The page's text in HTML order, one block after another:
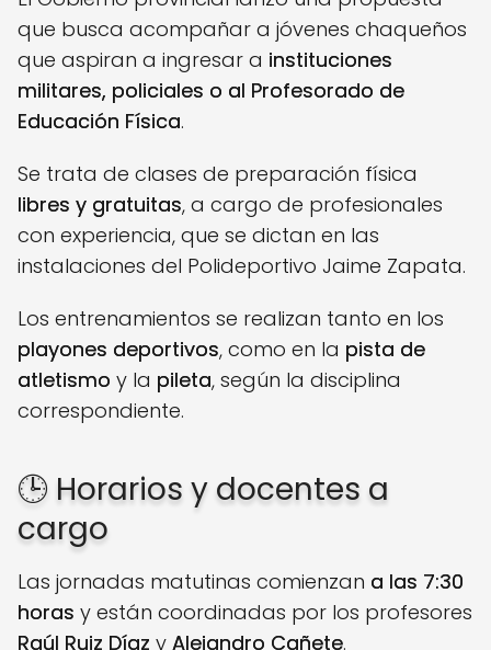
que busca acompañar a jóvenes chaqueños
que aspiran a ingresar a instituciones
militares, policiales o al Profesorado de
Educación Física.
Se trata de clases de preparación física
libres y gratuitas, a cargo de profesionales
con experiencia, que se dictan en las
instalaciones del Polideportivo Jaime Zapata.
Los entrenamientos se realizan tanto en los
playones deportivos, como en la pista de
atletismo y la pileta, según la disciplina
correspondiente.
🕒 Horarios y docentes a
cargo
Las jornadas matutinas comienzan a las 7:30
horas y están coordinadas por los profesores
Raúl Ruiz Díaz y Alejandro Cañete.